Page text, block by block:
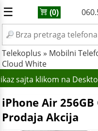
☰ (0)
Telekoplus » Mobilni
Cloud White
sajta klikom na
iPhone Air
Prodaja Akcija